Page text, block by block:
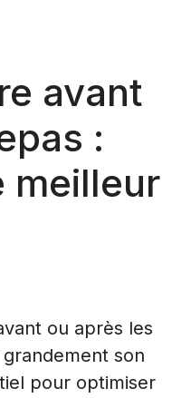
avant
:
meilleur
ou après les
son
pour optimiser